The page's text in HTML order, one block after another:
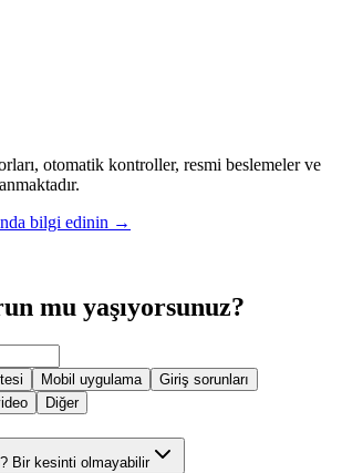
otomatik kontroller, resmi beslemeler ve
bilgi edinin →
mu yaşıyorsunuz?
Mobil uygulama
Giriş sorunları
Diğer
Bir kesinti olmayabilir